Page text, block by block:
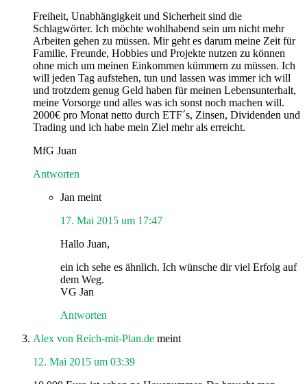
Freiheit, Unabhängigkeit und Sicherheit sind die
Schlagwörter. Ich möchte wohlhabend sein um nicht mehr
Arbeiten gehen zu müssen. Mir geht es darum meine Zeit für
Familie, Freunde, Hobbies und Projekte nutzen zu können
ohne mich um meinen Einkommen kümmern zu müssen. Ich
will jeden Tag aufstehen, tun und lassen was immer ich will
und trotzdem genug Geld haben für meinen Lebensunterhalt,
meine Vorsorge und alles was ich sonst noch machen will.
2000€ pro Monat netto durch ETF´s, Zinsen, Dividenden und
Trading und ich habe mein Ziel mehr als erreicht.
MfG Juan
Antworten
Jan meint
17. Mai 2015 um 17:47
Hallo Juan,
ein ich sehe es ähnlich. Ich wünsche dir viel Erfolg auf
dem Weg.
VG Jan
Antworten
Alex von Reich-mit-Plan.de meint
12. Mai 2015 um 03:39